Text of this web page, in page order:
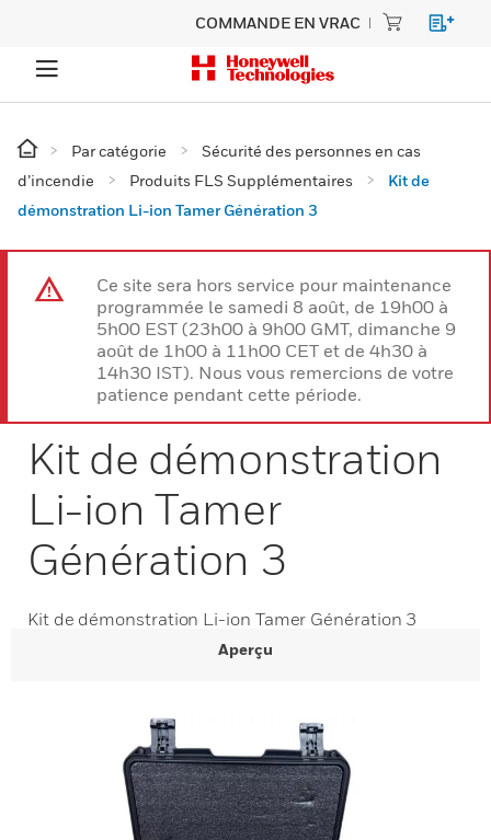
COMMANDE EN VRAC
Par catégorie
Sécurité des personnes en cas
d’incendie
Produits FLS Supplémentaires
Kit de
démonstration Li-ion Tamer Génération 3
Ce site sera hors service pour maintenance
programmée le samedi 8 août, de 19h00 à
5h00 EST (23h00 à 9h00 GMT, dimanche 9
août de 1h00 à 11h00 CET et de 4h30 à
14h30 IST). Nous vous remercions de votre
patience pendant cette période.
Kit de démonstration
Li-ion Tamer
Génération 3
Kit de démonstration Li-ion Tamer Génération 3
Aperçu